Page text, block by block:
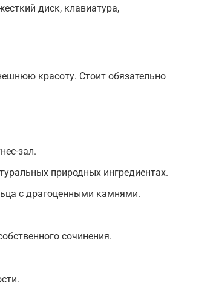
диск, клавиатура,
красоту. Стоит обязательно
зал.
природных ингредиентах.
с драгоценными камнями.
сочинения.